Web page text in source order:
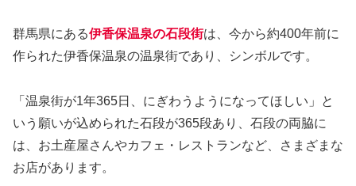
群馬県にある伊香保温泉の石段街は、今から約400年前に
作られた伊香保温泉の温泉街であり、シンボルです。
「温泉街が1年365日、にぎわうようになってほしい」と
いう願いが込められた石段が365段あり、石段の両脇に
は、お土産屋さんやカフェ・レストランなど、さまざまな
お店があります。